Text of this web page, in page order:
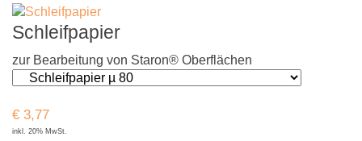
Schleifpapier
zur Bearbeitung von Staron® Oberflächen
€ 3,77
inkl. 20% MwSt.